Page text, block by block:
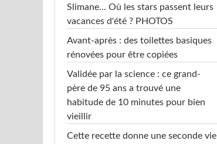
Slimane... Où les stars passent leurs
vacances d'été ? PHOTOS
Avant-après : des toilettes basiques
rénovées pour être copiées
Validée par la science : ce grand-
père de 95 ans a trouvé une
habitude de 10 minutes pour bien
vieillir
Cette recette donne une seconde vie